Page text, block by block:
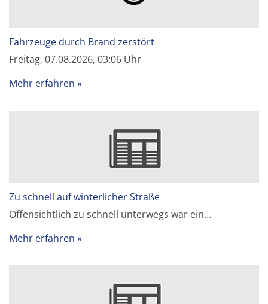
Fahrzeuge durch Brand zerstört
Freitag, 07.08.2026, 03:06 Uhr
Mehr erfahren
Zu schnell auf winterlicher Straße
Offensichtlich zu schnell unterwegs war ein…
Mehr erfahren